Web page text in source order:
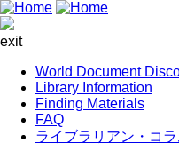
exit
World Document
Library Information
Finding Materials
FAQ
ライブラリアン・コラ